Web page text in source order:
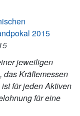
jeweiligen
das Kräftemessen
für jeden Aktiven
für eine